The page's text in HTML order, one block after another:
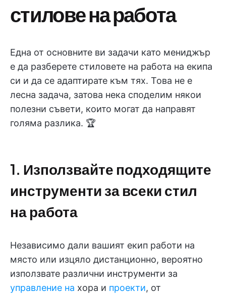
стилове на работа
Една от основните ви задачи като мениджър
е да разберете стиловете на работа на екипа
си и да се адаптирате към тях. Това не е
лесна задача, затова нека споделим някои
полезни съвети, които могат да направят
голяма разлика. 🏆
1. Използвайте подходящите
инструменти за всеки стил
на работа
Независимо дали вашият екип работи на
място или изцяло дистанционно, вероятно
използвате различни инструменти за
управление на хора и проекти, от